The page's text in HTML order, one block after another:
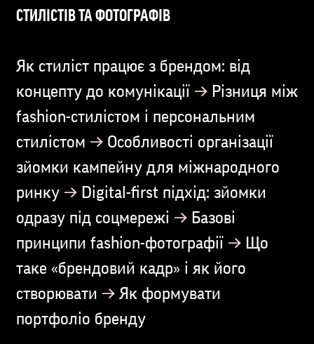
СТИЛІСТІВ ТА ФОТОГРАФІВ
Як стиліст працює з брендом: від
концепту до комунікації →Різниця між
fashion-стилістом і персональним
стилістом →Особливості організації
зйомки кампейну для міжнародного
ринку →Digital-first підхід: зйомки
одразу під соцмережі →Базові
принципи fashion-фотографії →Що
таке «брендовий кадр» і як його
створювати →Як формувати
портфоліо бренду